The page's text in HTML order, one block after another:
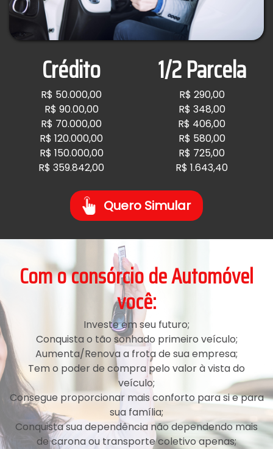
Crédito
R$ 50.000,00
R$ 90.00,00
R$ 70.000,00
R$ 120.000,00
R$ 150.000,00
R$ 359.842,00
1/2 Parcela
R$ 290,00
R$ 348,00
R$ 406,00
R$ 580,00
R$ 725,00
R$ 1.643,40
Quero Simular
Com o consórcio de Automóvel
você:
Investe em seu futuro;
Conquista o tão sonhado primeiro veículo;
Aumenta/Renova a frota de sua empresa;
Tem o poder de compra pelo valor à vista do
veículo;
Consegue proporcionar mais conforto para si e para
sua família;
Conquista sua dependência não dependendo mais
de carona ou transporte coletivo apenas;